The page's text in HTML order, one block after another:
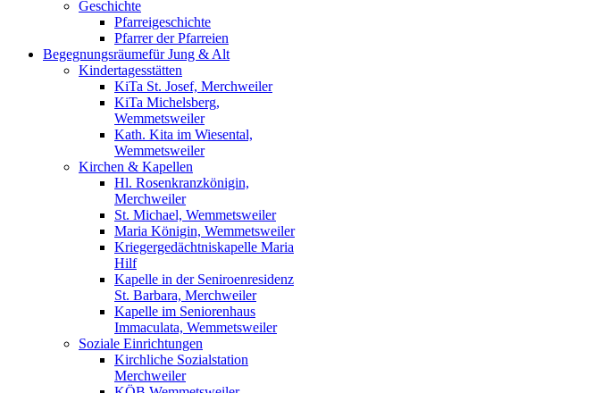
Geschichte
Pfarreigeschichte
Pfarrer der Pfarreien
Begegnungsräumefür Jung & Alt
Kindertagesstätten
KiTa St. Josef, Merchweiler
KiTa Michelsberg,
Wemmetsweiler
Kath. Kita im Wiesental,
Wemmetsweiler
Kirchen & Kapellen
Hl. Rosenkranzkönigin,
Merchweiler
St. Michael, Wemmetsweiler
Maria Königin, Wemmetsweiler
Kriegergedächtniskapelle Maria
Hilf
Kapelle in der Seniroenresidenz
St. Barbara, Merchweiler
Kapelle im Seniorenhaus
Immaculata, Wemmetsweiler
Soziale Einrichtungen
Kirchliche Sozialstation
Merchweiler